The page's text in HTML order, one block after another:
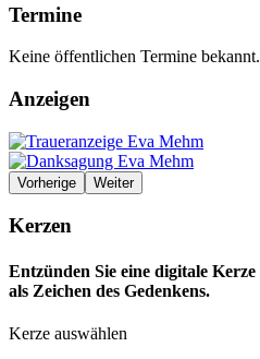
Termine
Keine öffentlichen Termine bekannt.
Anzeigen
Vorherige Weiter
Kerzen
Entzünden Sie eine digitale Kerze
als Zeichen des Gedenkens.
Kerze auswählen